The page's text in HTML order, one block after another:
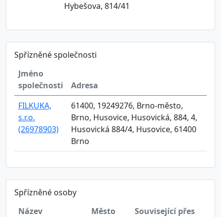
Hybešova, 814/41
Spřízněné společnosti
Jméno
společnosti
Adresa
FILKUKA,
s.r.o.
(26978903)
61400, 19249276, Brno-město,
Brno, Husovice, Husovická, 884, 4,
Husovická 884/4, Husovice, 61400
Brno
Spřízněné osoby
Název
Město
Související přes